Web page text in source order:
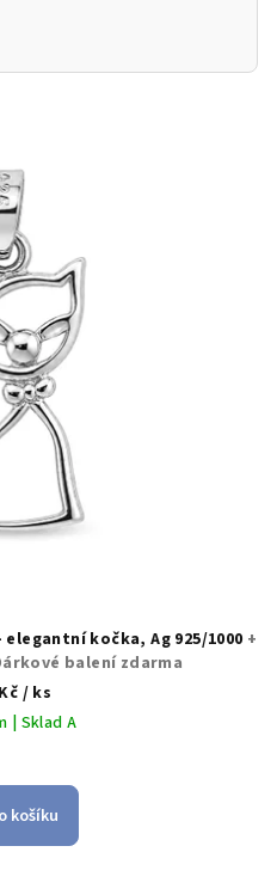
kočka, Ag 925/1000 +
balení zdarma
/ ks
| Sklad A
košíku